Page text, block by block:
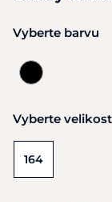
Vyberte barvu
Vyberte velikost
164